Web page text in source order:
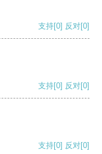
支持[0] 反对[0]
支持[0] 反对[0]
支持[0] 反对[0]